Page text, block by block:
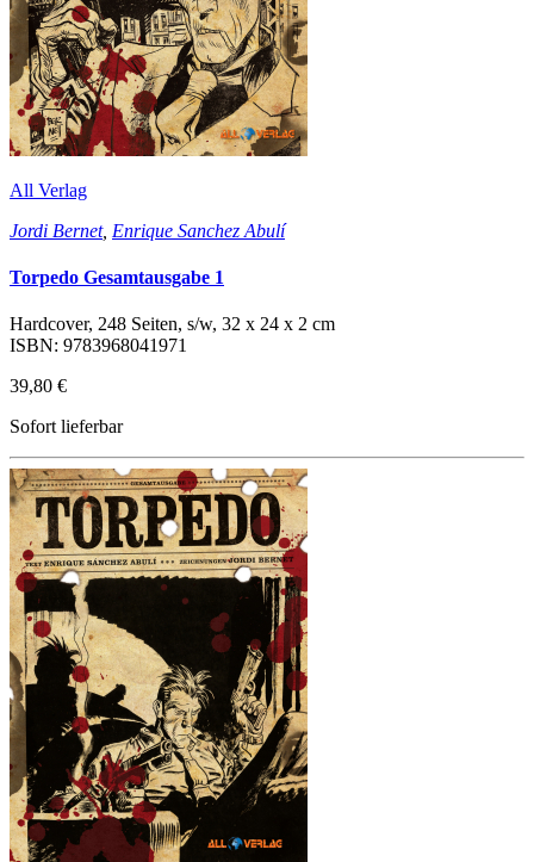
All Verlag
Jordi Bernet, Enrique Sanchez Abulí
Torpedo Gesamtausgabe 1
Hardcover, 248 Seiten, s/w, 32 x 24 x 2 cm
ISBN: 9783968041971
39,80 €
Sofort lieferbar